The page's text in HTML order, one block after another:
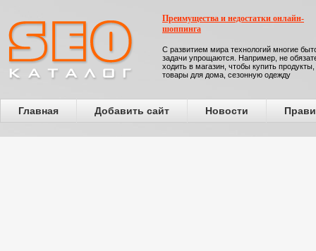
Преимущества и недостатки онлайн-
шоппинга
С развитием мира технологий многие
задачи упрощаются. Например, не
ходить в магазин, чтобы купить продукты,
товары для дома, сезонную одежду
Главная Добавить сайт Новости